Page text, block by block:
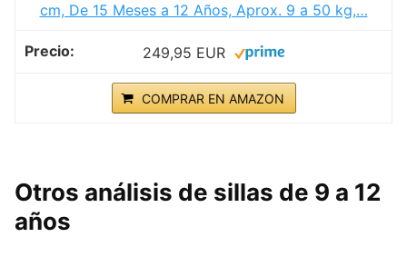
cm, De 15 Meses a 12 Años, Aprox. 9 a 50 kg,…
249,95 EUR
COMPRAR EN AMAZON
Otros análisis de sillas de 9 a 12
años